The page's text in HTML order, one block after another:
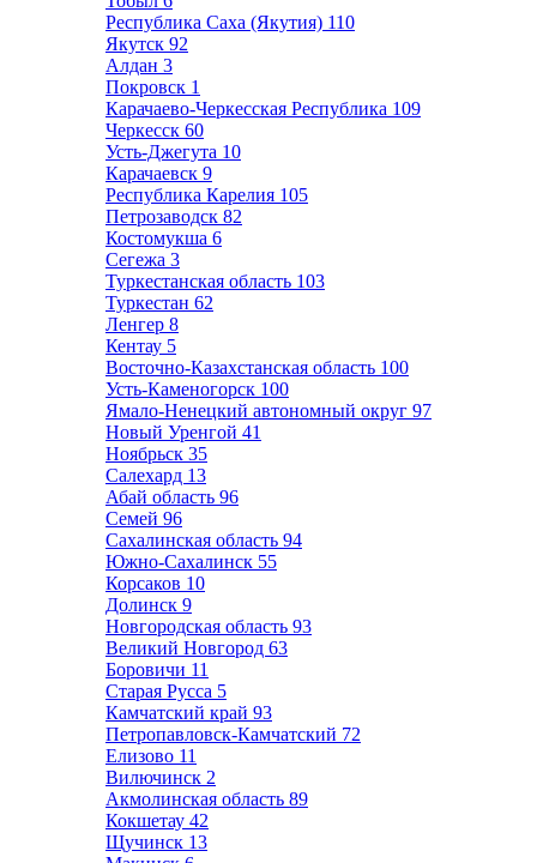
Республика Саха (Якутия) 110
Якутск 92
Алдан 3
Покровск 1
Карачаево-Черкесская Республика 109
Черкесск 60
Усть-Джегута 10
Карачаевск 9
Республика Карелия 105
Петрозаводск 82
Костомукша 6
Сегежа 3
Туркестанская область 103
Туркестан 62
Ленгер 8
Кентау 5
Восточно-Казахстанская область 100
Усть-Каменогорск 100
Ямало-Ненецкий автономный округ 97
Новый Уренгой 41
Ноябрьск 35
Салехард 13
Абай область 96
Семей 96
Сахалинская область 94
Южно-Сахалинск 55
Корсаков 10
Долинск 9
Новгородская область 93
Великий Новгород 63
Боровичи 11
Старая Русса 5
Камчатский край 93
Петропавловск-Камчатский 72
Елизово 11
Вилючинск 2
Акмолинская область 89
Кокшетау 42
Щучинск 13